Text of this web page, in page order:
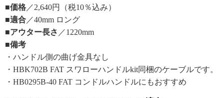
■価格 ／2,640円（税10％込み）
■適合 ／40mm ロング
■アウター長さ ／1220mm
■備考
・ハンドル側の曲げ金具なし
・HBK702B FAT スワローハンドルkit同梱のケーブルです。
・HB0295B-40 FAT コンドルハンドルにもおすすめ